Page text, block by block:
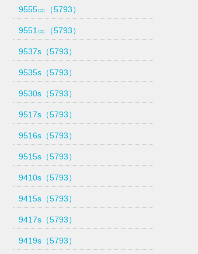
9555㏄（5793）
9551㏄（5793）
9537s（5793）
9535s（5793）
9530s（5793）
9517s（5793）
9516s（5793）
9515s（5793）
9410s（5793）
9415s（5793）
9417s（5793）
9419s（5793）